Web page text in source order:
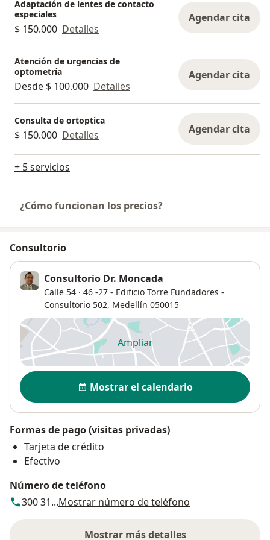
contacto.
Y con mayor frecuencia, el tratamiento para la miopía
la ambliopía, el astigmatismo, la hipermetropía y el
Oftalmológicas del segmento anterior.
En los últimos años he tenido preparaciones
ambliopía y estrabismos, así como también
dificultades para el aprendizaje.
Adaptación de lentes de contacto
especiales
$ 150.000 Detalles
Agendar cita
Atención de urgencias de
optometría
Desde $ 100.000 Detalles
Agendar cita
Consulta de ortoptica
$ 150.000 Detalles Agendar cita
+ 5 servicios
¿Cómo funcionan los precios?
Consultorio
Consultorio Dr. Moncada
Calle 54 · 46 -27 - Edificio Torre Fundadores -
Consultorio 502, Medellín 050015
Ampliarse abre en una nueva
Disponibilidad
Mostrar el calendario
Formas de pago (visitas privadas)
Tarjeta de crédito
Efectivo
Número de teléfono
300 31...Mostrar número de teléfono
Mostrar más detalles